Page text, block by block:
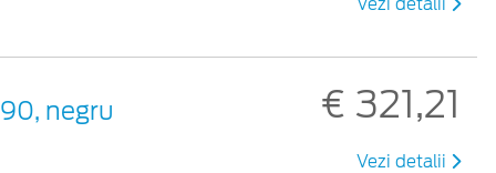
Vezi detalii
negru
€ 321,21
Vezi detalii